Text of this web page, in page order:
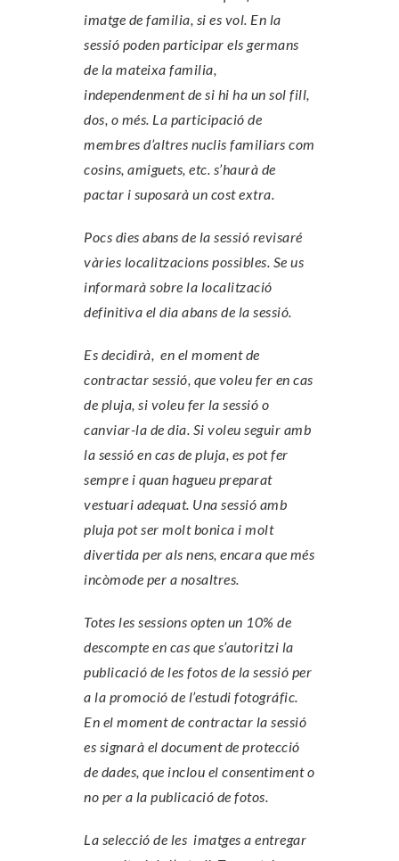
imatge de familia, si es vol. En la
sessió poden participar els germans
de la mateixa familia,
independenment de si hi ha un sol fill,
dos, o més. La participació de
membres d’altres nuclis familiars com
cosins, amiguets, etc. s’haurà de
pactar i suposarà un cost extra.
Pocs dies abans de la sessió revisaré
vàries localitzacions possibles. Se us
informarà sobre la localització
definitiva el dia abans de la sessió.
Es decidirà, en el moment de
contractar sessió, que voleu fer en cas
de pluja, si voleu fer la sessió o
canviar-la de dia. Si voleu seguir amb
la sessió en cas de pluja, es pot fer
sempre i quan hagueu preparat
vestuari adequat. Una sessió amb
pluja pot ser molt bonica i molt
divertida per als nens, encara que més
incòmode per a nosaltres.
Totes les sessions opten un 10% de
descompte en cas que s’autoritzi la
publicació de les fotos de la sessió per
a la promoció de l’estudi fotográfic.
En el moment de contractar la sessió
es signarà el document de protecció
de dades, que inclou el consentiment o
no per a la publicació de fotos.
La selecció de les imatges a entregar